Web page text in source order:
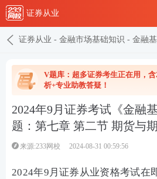
证券从业
证券从业 - 金融市场基础知识 - 金融
V题库：超多证券考生正在用，
析+专业助教答疑！
2024年9月证券考试《金融
题：第七章 第二节 期货与
来源:233网校 2024-08-31 00:59:56
2024年9月证券从业资格考试在